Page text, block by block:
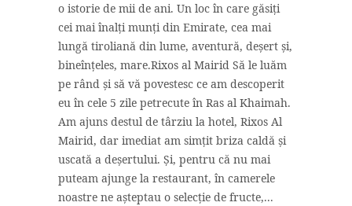
o istorie de mii de ani. Un loc în care găsiți
cei mai înalți munți din Emirate, cea mai
lungă tiroliană din lume, aventură, deșert și,
bineînțeles, mare.Rixos al Mairid Să le luăm
pe rând și să vă povestesc ce am descoperit
eu în cele 5 zile petrecute în Ras al Khaimah.
Am ajuns destul de târziu la hotel, Rixos Al
Mairid, dar imediat am simțit briza caldă și
uscată a deșertului. Și, pentru că nu mai
puteam ajunge la restaurant, în camerele
noastre ne așteptau o selecție de fructe,...